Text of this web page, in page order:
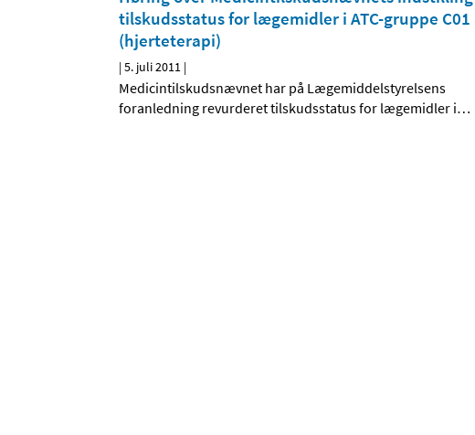
tilskudsstatus for lægemidler i ATC-gruppe C01
(hjerteterapi)
|5. juli 2011 |
Medicintilskudsnævnet har på Lægemiddelstyrelsens
foranledning revurderet tilskudsstatus for lægemidler i…